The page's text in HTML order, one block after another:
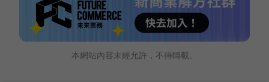
本網站內容未經允許，不得轉載。